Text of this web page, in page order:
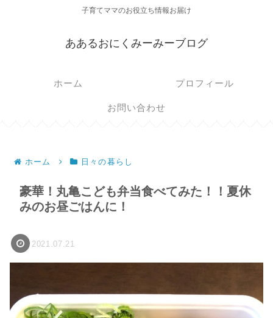
子育てママのお役立ち情報お届け
ああるおにくみーみーブログ
ホーム プロフィール
お問い合わせ
ホーム 日々の暮らし
豪華！丸亀こども弁当食べてみた！！夏休
みのお昼ごはんに！
2021.07.21